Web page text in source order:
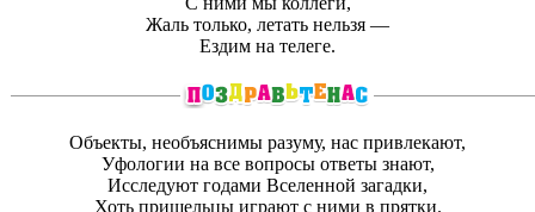
Жаль только, летать нельзя —
Ездим на телеге.
Объекты, необъяснимы разуму, нас привлекают,
Уфологии на все вопросы ответы знают,
Исследуют годами Вселенной загадки,
Хоть пришельцы играют с ними в прятки.